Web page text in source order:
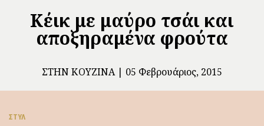
Κέικ με μαύρο τσάι και
αποξηραμένα φρούτα
ΣΤΗΝ ΚΟΥΖΊΝΑ 05 Φεβρουάριος, 2015
ΣΤΥΛ